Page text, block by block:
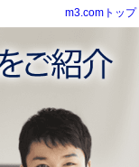
m3.comトップ